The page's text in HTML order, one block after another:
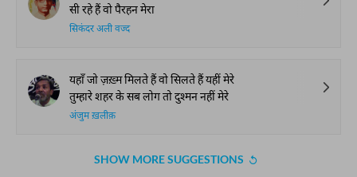
सी रहे हैं वो पैरहन मेरा
सिकंदर अली वज्द
यहाँ जो ज़ख़्म मिलते हैं वो सिलते हैं यहीं मेरे
तुम्हारे शहर के सब लोग तो दुश्मन नहीं मेरे
अंजुम ख़लीक़
SHOW MORE SUGGESTIONS